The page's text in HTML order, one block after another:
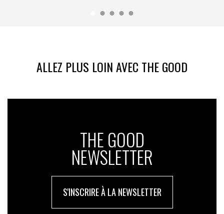
ALLEZ PLUS LOIN AVEC THE GOOD
THE GOOD
NEWSLETTER
S'INSCRIRE À LA NEWSLETTER